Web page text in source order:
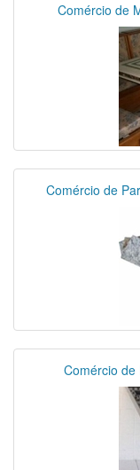
Comércio de
Comércio de
Comércio de